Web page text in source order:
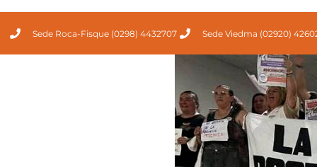
Sede Roca-Fisque (0298) 4432707 Sede Viedma (02920)